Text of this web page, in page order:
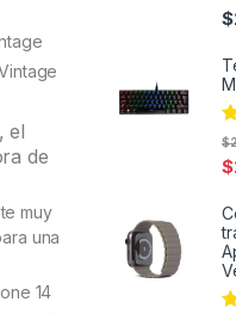
el
de
muy
una
14
$
$
$